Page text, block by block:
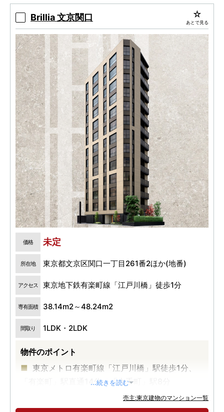
Brillia 文京関口 あとで見る
価格 未定
所在地 東京都文京区関口一丁目261番2ほか(地番)
アクセス 東京地下鉄有楽町線「江戸川橋」徒歩1分
専有面積 38.14m2～48.24m2
間取り 1LDK・2LDK
物件のポイント
東京メトロ有楽町線「江戸川橋」駅徒歩1分、
「有楽町」駅直通14分、「大手町」駅8分
...続きを読む
売主:東京建物のマンション一覧